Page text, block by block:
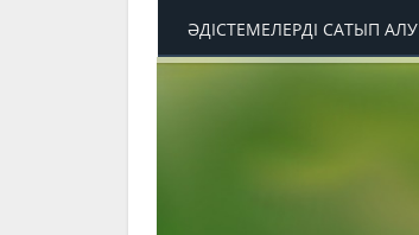
ӘДІСТЕМЕЛЕРДІ САТЫП АЛУ